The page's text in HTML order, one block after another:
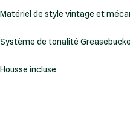
Matériel de style vintage et
Système de tonalité
Housse incluse